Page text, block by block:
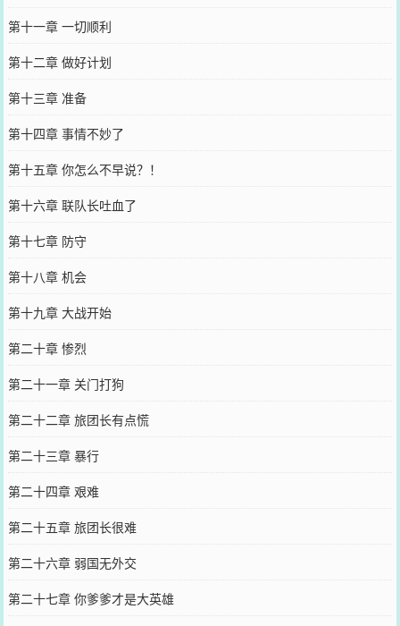
第十一章 一切顺利
第十二章 做好计划
第十三章 准备
第十四章 事情不妙了
第十五章 你怎么不早说？！
第十六章 联队长吐血了
第十七章 防守
第十八章 机会
第十九章 大战开始
第二十章 惨烈
第二十一章 关门打狗
第二十二章 旅团长有点慌
第二十三章 暴行
第二十四章 艰难
第二十五章 旅团长很难
第二十六章 弱国无外交
第二十七章 你爹爹才是大英雄